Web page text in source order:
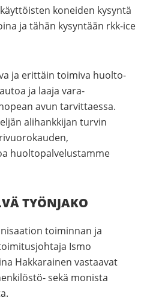
koneiden kysyntä
ja tähän kysyntään rkk-ice
ja erittäin toimiva huolto-
ja laaja vara-
avun tarvittaessa.
alihankkijan turvin
huoltopalvelustamme
TYÖNJAKO
toiminnan ja
Ismo
Hakkarainen vastaavat
sekä monista